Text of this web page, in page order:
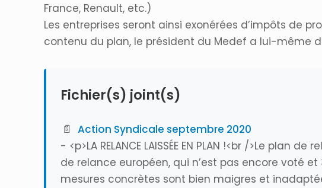
France, Renault, etc.)
Les entreprises seront ainsi exonérées d’impôts de
contenu du plan, le président du Medef a lui-même
Fichier(s) joint(s)
📄 Action Syndicale septembre 2020
- <p>LA RELANCE LAISSÉE EN PLAN !<br />Le
de relance européen, qui n’est pas encore voté
mesures concrètes sont bien maigres et